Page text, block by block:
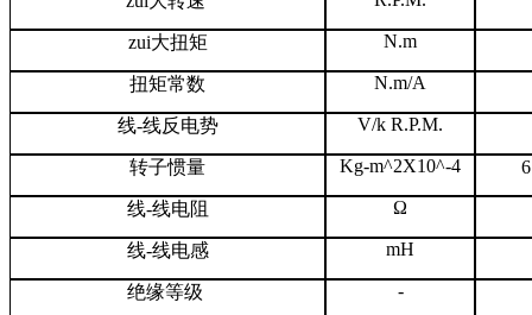
zui大扭矩 N.m
扭矩常数 N.m/A
线-线反电势 V/k R.P.M.
转子惯量 Kg-m^2X10^-4
线-线电阻 Ω
线-线电感 mH
绝缘等级 -